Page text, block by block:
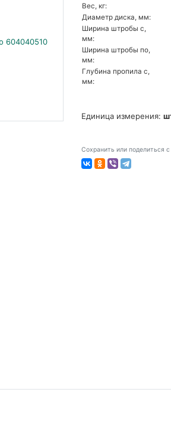
Вес, кг:
Диаметр диска, мм:
Ширина штробы с,
мм:
Ширина штробы по,
мм:
Глубина пропила с,
мм:
Единица измерения:
Сохранить или поделиться